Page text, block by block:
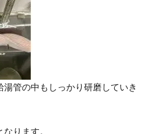
管の中もしっかり研磨していき
ります。